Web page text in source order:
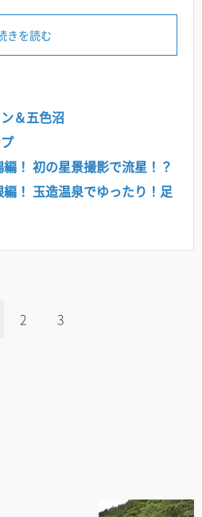
きを読む
＆五色沼
！ 初の星景撮影で流星！？
！ 玉造温泉でゆったり！足
2 3